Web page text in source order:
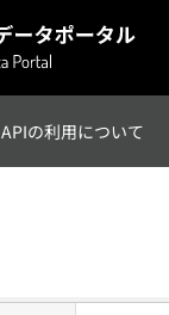
APIの利用について